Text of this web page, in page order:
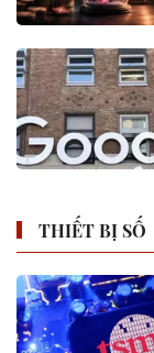
THIẾT BỊ SỐ